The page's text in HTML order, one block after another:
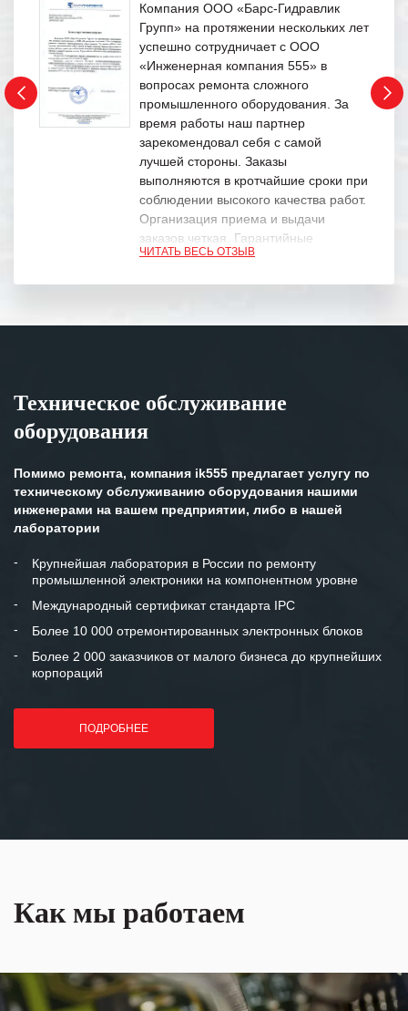
Компания ООО «Барс-Гидравлик
Групп» на протяжении нескольких лет
успешно сотрудничает с ООО
«Инженерная компания 555» в
вопросах ремонта сложного
промышленного оборудования. За
время работы наш партнер
зарекомендовал себя с самой
лучшей стороны. Заказы
выполняются в кротчайшие сроки при
соблюдении высокого качества работ.
Организация приема и выдачи
заказов четкая. Гарантийные
обязательства выполняются в
Особенно хочется отметить высокую
клиентоориентированность
готовность помочь в самых сложных
и доверительные партнерские
отношения и искренне желаем
«Инженерной компании «555» долгих
ЧИТАТЬ ВЕСЬ ОТЗЫВ
Техническое обслуживание
оборудования
Помимо ремонта, компания ik555 предлагает услугу по
техническому обслуживанию оборудования нашими
инженерами на вашем предприятии, либо в нашей
лаборатории
Крупнейшая лаборатория в России по ремонту
промышленной электроники на компонентном уровне
Международный сертификат стандарта IPC
Более 10 000 отремонтированных электронных блоков
Более 2 000 заказчиков от малого бизнеса до крупнейших
корпораций
ПОДРОБНЕЕ
Как мы работаем